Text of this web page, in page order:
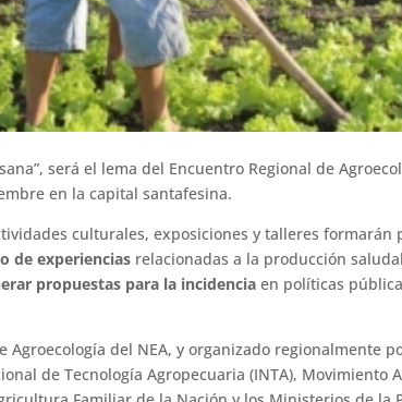
será el lema del Encuentro Regional de
en la capital santafesina.
culturales, exposiciones y talleres formarán
de experiencias relacionadas a la producción
propuestas para la incidencia en políticas
Agroecología del NEA, y organizado regionalmente
de Tecnología Agropecuaria (INTA), Movimiento